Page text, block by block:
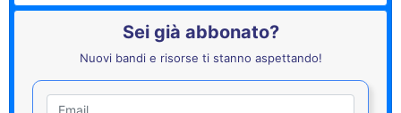
Sei già abbonato?
Nuovi bandi e risorse ti stanno aspettando!